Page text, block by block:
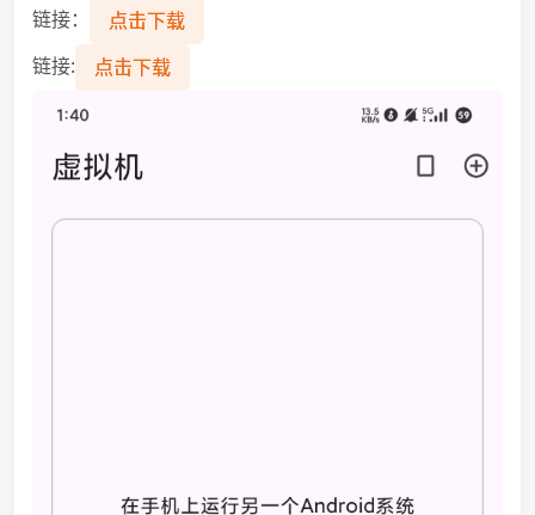
链接：
点击下载
链接:
点击下载